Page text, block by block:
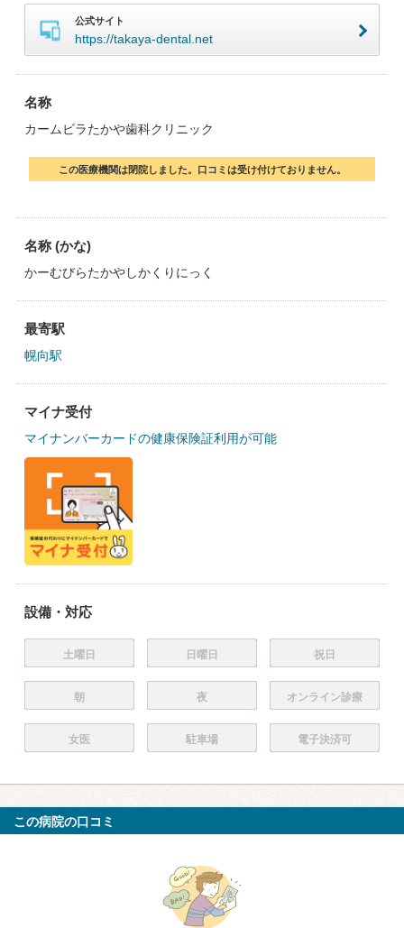
公式サイト
https://takaya-dental.net
名称
カームビラたかや歯科クリニック
この医療機関は閉院しました。口コミは受け付けておりません。
名称 (かな)
かーむびらたかやしかくりにっく
最寄駅
幌向駅
マイナ受付
マイナンバーカードの健康保険証利用が可能
設備・対応
土曜日 日曜日 祝日
朝 夜 オンライン診療
女医 駐車場 電子決済可
この病院の口コミ